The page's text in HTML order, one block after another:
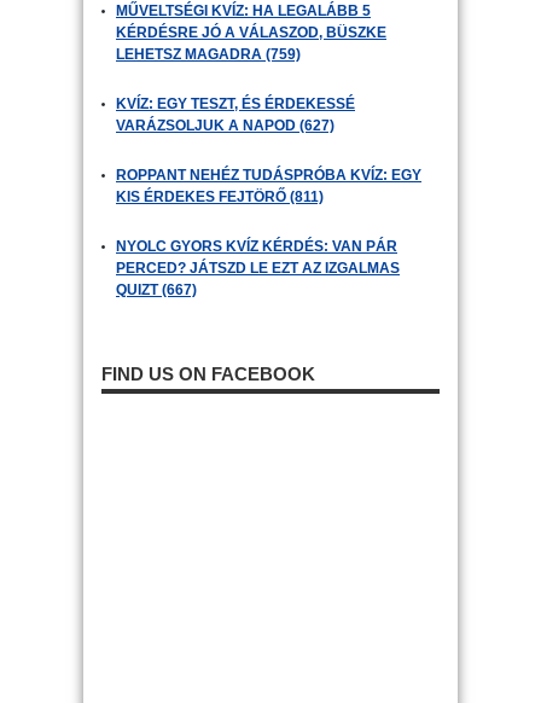
MŰVELTSÉGI KVÍZ: HA LEGALÁBB 5
KÉRDÉSRE JÓ A VÁLASZOD, BÜSZKE
LEHETSZ MAGADRA (759)
KVÍZ: EGY TESZT, ÉS ÉRDEKESSÉ
VARÁZSOLJUK A NAPOD (627)
ROPPANT NEHÉZ TUDÁSPRÓBA KVÍZ: EGY
KIS ÉRDEKES FEJTÖRŐ (811)
NYOLC GYORS KVÍZ KÉRDÉS: VAN PÁR
PERCED? JÁTSZD LE EZT AZ IZGALMAS
QUIZT (667)
FIND US ON FACEBOOK